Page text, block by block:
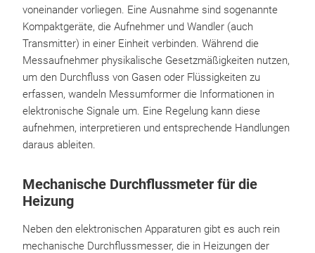
voneinander vorliegen. Eine Ausnahme sind sogenannte
Kompaktgeräte, die Aufnehmer und Wandler (auch
Transmitter) in einer Einheit verbinden. Während die
Messaufnehmer physikalische Gesetzmäßigkeiten nutzen,
um den Durchfluss von Gasen oder Flüssigkeiten zu
erfassen, wandeln Messumformer die Informationen in
elektronische Signale um. Eine Regelung kann diese
aufnehmen, interpretieren und entsprechende Handlungen
daraus ableiten.
Mechanische Durchflussmeter für die
Heizung
Neben den elektronischen Apparaturen gibt es auch rein
mechanische Durchflussmesser, die in Heizungen der